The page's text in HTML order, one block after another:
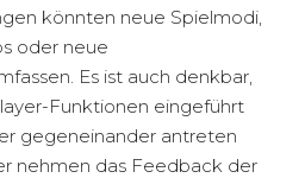
könnten neue Spielmodi,
oder neue
Es ist auch denkbar,
Funktionen eingeführt
gegeneinander antreten
nehmen das Feedback der